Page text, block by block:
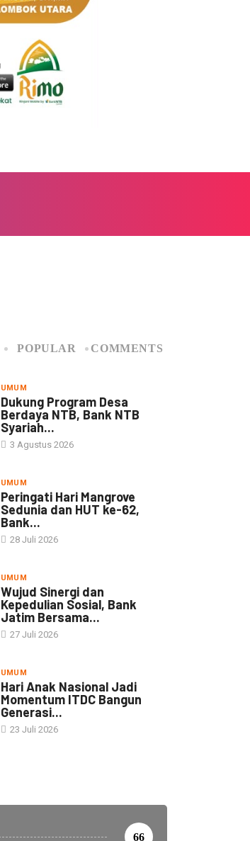
POPULAR COMMENTS
UMUM
Dukung Program Desa
Berdaya NTB, Bank NTB
Syariah...
3 Agustus 2026
UMUM
Peringati Hari Mangrove
Sedunia dan HUT ke-62,
Bank...
28 Juli 2026
UMUM
Wujud Sinergi dan
Kepedulian Sosial, Bank
Jatim Bersama...
27 Juli 2026
UMUM
Hari Anak Nasional Jadi
Momentum ITDC Bangun
Generasi...
23 Juli 2026
66